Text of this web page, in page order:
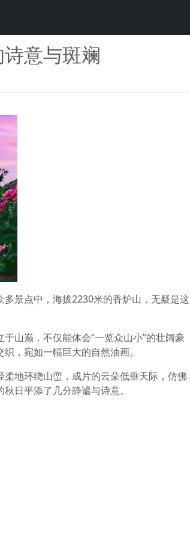
意与斑斓
景点中，海拔2230米的香炉山，无疑是这
山巅，不仅能体会“一览众山小”的壮阔豪
，宛如一幅巨大的自然油画。
地环绕山峦，成片的云朵低垂天际，仿佛
日平添了几分静谧与诗意。